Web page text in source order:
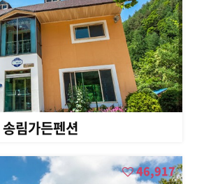
송림가든펜션
46,917